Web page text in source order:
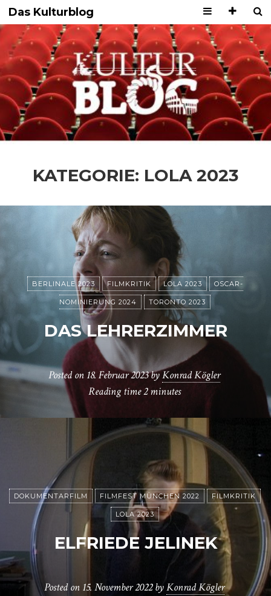
Das Kulturblog
KATEGORIE: LOLA 2023
BERLINALE 2023 FILMKRITIK LOLA 2023 OSCAR-
NOMINIERUNG 2024 TORONTO 2023
DAS LEHRERZIMMER
Posted on 18. Februar 2023byKonrad Kögler
Reading time2 minutes
DOKUMENTARFILM FILMFEST MÜNCHEN 2022 FILMKRITIK
LOLA 2023
ELFRIEDE JELINEK
Posted on 15. November 2022 byKonrad Kögler